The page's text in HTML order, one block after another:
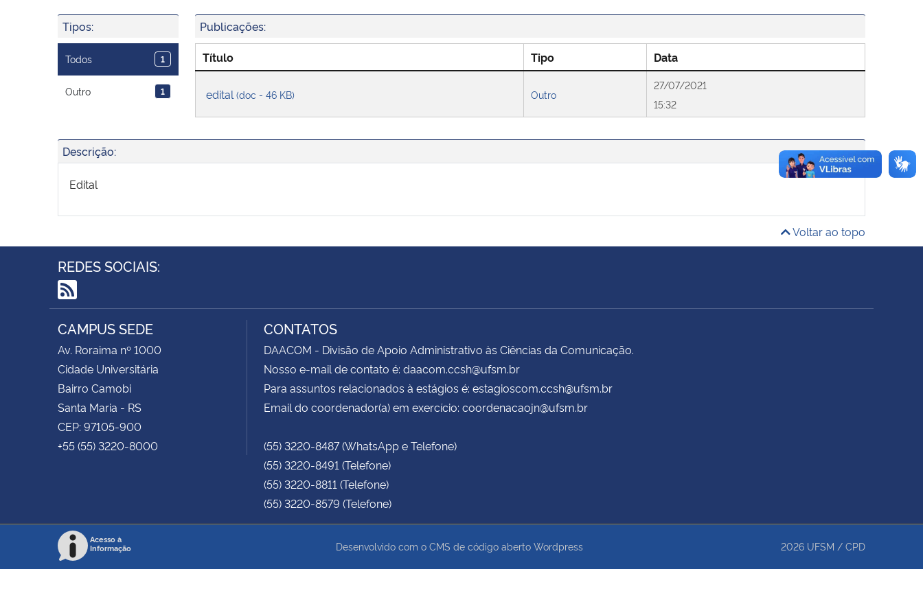
Tipos:
Todos 1
Outro 1
Publicações:
Título Tipo Data
edital (doc - 46 KB) Outro
27/07/2021
15:32
Descrição:
Edital
Voltar ao topo
REDES SOCIAIS:
RSS
CAMPUS SEDE
Av. Roraima nº 1000
Cidade Universitária
Bairro Camobi
Santa Maria - RS
CEP: 97105-900
+55 (55) 3220-8000
CONTATOS
DAACOM - Divisão de Apoio Administrativo às Ciências da Comunicação.
Nosso e-mail de contato é: daacom.ccsh@ufsm.br
Para assuntos relacionados à estágios é: estagioscom.ccsh@ufsm.br
Email do coordenador(a) em exercício: coordenacaojn@ufsm.br
(55) 3220-8487 (WhatsApp e Telefone)
(55) 3220-8491 (Telefone)
(55) 3220-8811 (Telefone)
(55) 3220-8579 (Telefone)
Acesso à
Informação
Desenvolvido com o CMS de código aberto Wordpress 2026 UFSM / CPD